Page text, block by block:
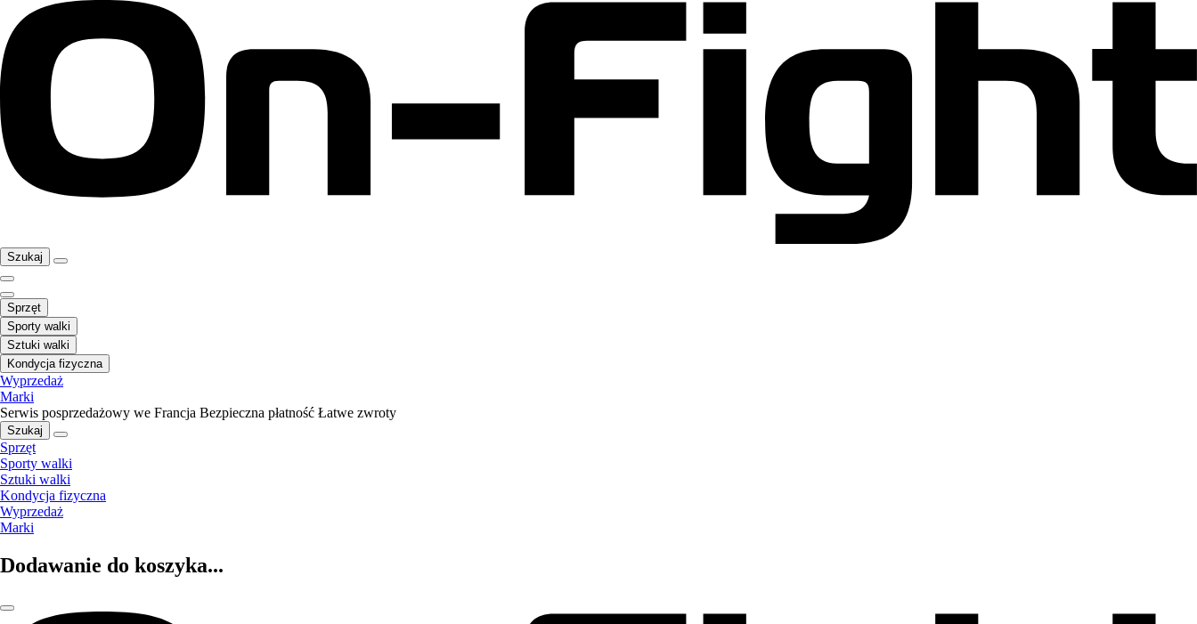
Szukaj
Sprzęt
Sporty walki
Sztuki walki
Kondycja fizyczna
Wyprzedaż
Marki
Serwis posprzedażowy we Francja Bezpieczna płatność Łatwe zwroty
Szukaj
Sprzęt
Sporty walki
Sztuki walki
Kondycja fizyczna
Wyprzedaż
Marki
Dodawanie do koszyka...